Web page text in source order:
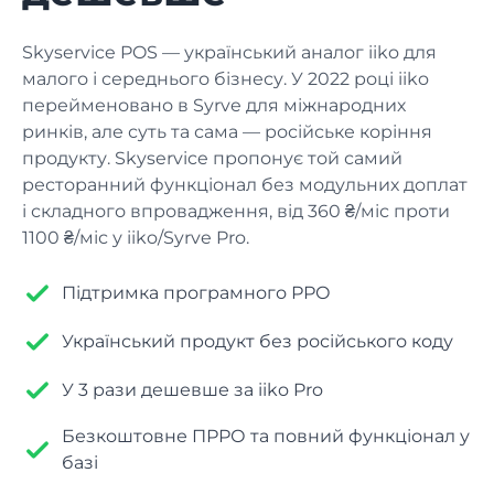
Керування фінансами
POS-термінал
Продаж, друк чеку, касові операції
Складський облік
Надходження, списання та інвентаризація
Статистика
Права доступу, небезпечні операції
Kitchen Screen
Ресторан
Їдальня
Піцерія
Фудтрак
Залишились питання? Зв'яжіться з нами
Блог
Найкорисніша інформація в одному місці
Skyservice POS — український аналог iiko для
малого і середнього бізнесу. У 2022 році iiko
перейменовано в Syrve для міжнародних
ринків, але суть та сама — російське коріння
продукту. Skyservice пропонує той самий
ресторанний функціонал без модульних доплат
і складного впровадження, від 360 ₴/міс проти
1100 ₴/міс у iiko/Syrve Pro.
Підтримка програмного РРО
Український продукт без російського коду
У 3 рази дешевше за iiko Pro
Безкоштовне ПРРО та повний функціонал у
базі